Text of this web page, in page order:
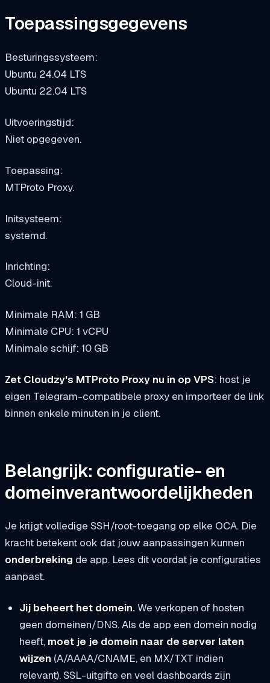
Toepassingsgegevens
Besturingssysteem:
Ubuntu 24.04 LTS
Ubuntu 22.04 LTS
Uitvoeringstijd:
Niet opgegeven.
Toepassing:
MTProto Proxy.
Initsysteem:
systemd.
Inrichting:
Cloud-init.
Minimale RAM: 1 GB
Minimale CPU: 1 vCPU
Minimale schijf: 10 GB
Zet Cloudzy's MTProto Proxy nu in op VPS: host je
eigen Telegram-compatibele proxy en importeer de link
binnen enkele minuten in je client.
Belangrijk: configuratie- en
domeinverantwoordelijkheden
Je krijgt volledige SSH/root-toegang op elke OCA. Die
kracht betekent ook dat jouw aanpassingen kunnen
onderbreking de app. Lees dit voordat je configuraties
aanpast.
Jij beheert het domein.We verkopen of hosten
geen domeinen/DNS. Als de app een domein nodig
heeft, moet je je domein naar de server laten
wijzen (A/AAAA/CNAME, en MX/TXT indien
relevant). SSL-uitgifte en veel dashboards zijn